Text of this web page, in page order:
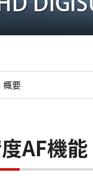
概要
AF機能